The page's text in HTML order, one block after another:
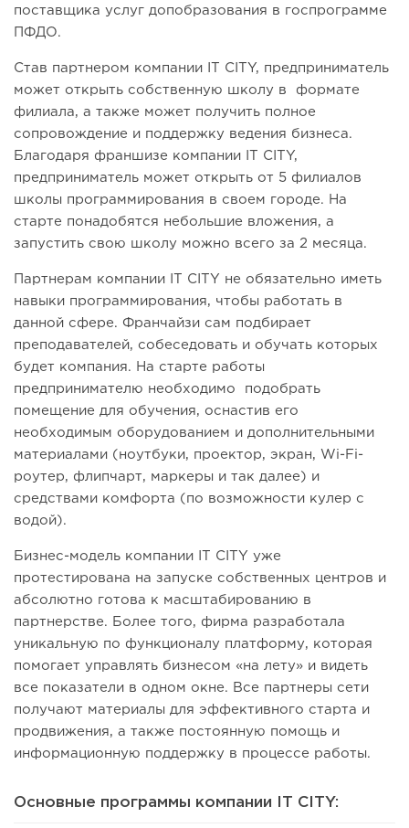
поставщика услуг допобразования в госпрограмме
ПФДО.
Став партнером компании IT CITY, предприниматель
может открыть собственную школу в формате
филиала, а также может получить полное
сопровождение и поддержку ведения бизнеса.
Благодаря франшизе компании IT CITY,
предприниматель может открыть от 5 филиалов
школы программирования в своем городе. На
старте понадобятся небольшие вложения, а
запустить свою школу можно всего за 2 месяца.
Партнерам компании IT CITY не обязательно иметь
навыки программирования, чтобы работать в
данной сфере. Франчайзи сам подбирает
преподавателей, собеседовать и обучать которых
будет компания. На старте работы
предпринимателю необходимо подобрать
помещение для обучения, оснастив его
необходимым оборудованием и дополнительными
материалами (ноутбуки, проектор, экран, Wi-Fi-
роутер, флипчарт, маркеры и так далее) и
средствами комфорта (по возможности кулер с
водой).
Бизнес-модель компании IT CITY уже
протестирована на запуске собственных центров и
абсолютно готова к масштабированию в
партнерстве. Более того, фирма разработала
уникальную по функционалу платформу, которая
помогает управлять бизнесом «на лету» и видеть
все показатели в одном окне. Все партнеры сети
получают материалы для эффективного старта и
продвижения, а также постоянную помощь и
информационную поддержку в процессе работы.
Основные программы компании IT CITY: